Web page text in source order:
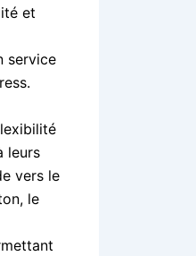
et
service
leurs
vers le
le